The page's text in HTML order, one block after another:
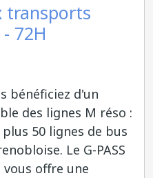
transports
72H
bénéficiez d'un
des lignes M réso :
50 lignes de bus
Le G-PASS
offre une